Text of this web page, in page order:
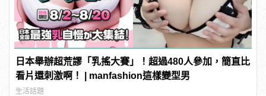
日本舉辦超荒謬「乳搖大賽」！超過480人參加，簡直比
看片還刺激啊！ | manfashion這樣變型男
生活話題